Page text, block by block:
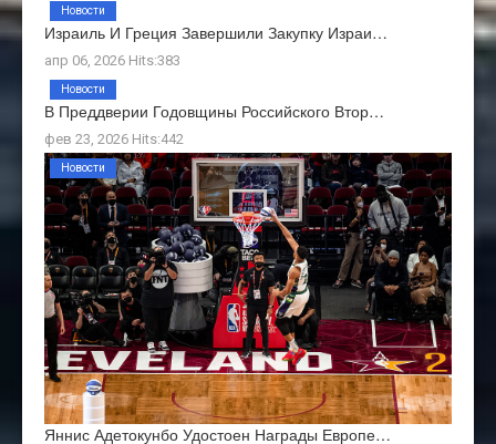
Израиль И Греция Завершили Закупку Израи…
апр 06, 2026 Hits:383
Новости
В Преддверии Годовщины Российского Втор…
фев 23, 2026 Hits:442
Новости
Яннис Адетокунбо Удостоен Награды Европе…
Новости